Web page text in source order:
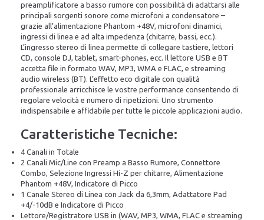
preamplificatore a basso rumore con possibilità di adattarsi alle
principali sorgenti sonore come microfoni a condensatore –
grazie all’alimentazione Phantom +48V, microfoni dinamici,
ingressi di linea e ad alta impedenza (chitarre, bassi, ecc.).
L’ingresso stereo di linea permette di collegare tastiere, lettori
CD, console DJ, tablet, smart-phones, ecc. Il lettore USB e BT
accetta file in formato WAV, MP3, WMA e FLAC, e streaming
audio wireless (BT). L’effetto eco digitale con qualità
professionale arricchisce le vostre performance consentendo di
regolare velocità e numero di ripetizioni. Uno strumento
indispensabile e affidabile per tutte le piccole applicazioni audio.
Caratteristiche Tecniche:
4 Canali in Totale
2 Canali Mic/Line con Preamp a Basso Rumore, Connettore
Combo, Selezione Ingressi Hi-Z per chitarre, Alimentazione
Phantom +48V, Indicatore di Picco
1 Canale Stereo di Linea con Jack da 6,3mm, Adattatore Pad
+4/-10dB e Indicatore di Picco
Lettore/Registratore USB in (WAV, MP3, WMA, FLAC e streaming